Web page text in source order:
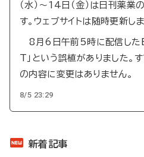
（水）～14日（金）は日刊薬業
す。ウェブサイトは随時更新しま
8月6日午前5時に配信したE
T」という誤植がありました。
の内容に変更はありません。
8/5 23:29
新着記事